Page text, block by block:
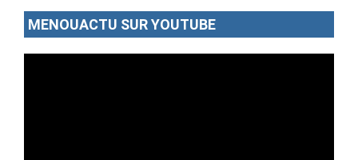
MENOUACTU SUR YOUTUBE